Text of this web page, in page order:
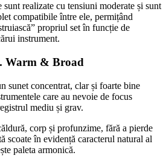
realizate cu tensiuni moderate și sunt
compatibile între ele, permițând
propriul set în funcție de
instrument.
Warm & Broad
sunet concentrat, clar și foarte bine
care au nevoie de focus
mediu și grav.
corp și profunzime, fără a pierde
scoate în evidență caracterul natural al
paleta armonică.